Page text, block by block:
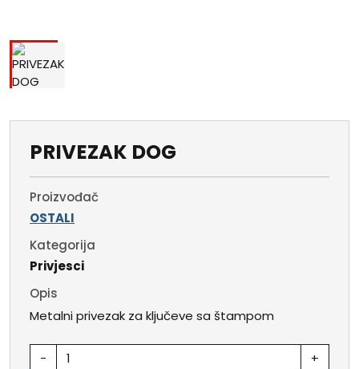
PRIVEZAK DOG
Proizvođač
OSTALI
Kategorija
Privjesci
Opis
Metalni privezak za ključeve sa štampom
- +